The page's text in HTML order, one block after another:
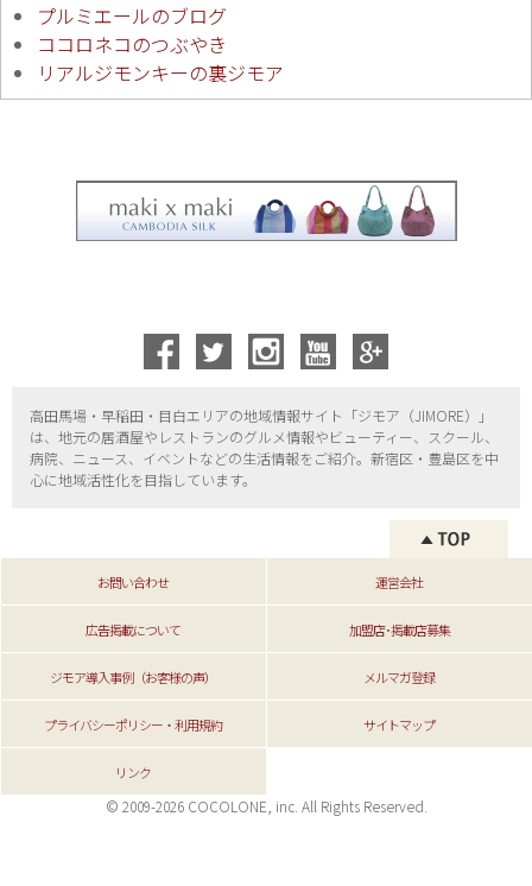
プルミエールのブログ
ココロネコのつぶやき
リアルジモンキーの裏ジモア
高田馬場・早稲田・目白エリアの地域情報サイト「ジモア（JIMORE）」
は、地元の居酒屋やレストランのグルメ情報やビューティー、
スクール、
病院、ニュース、イベントなどの生活情報をご紹介。新宿区・ 豊島区を中
心に地域活性化を目指しています。
お問い合わせ 運営会社
広告掲載について 加盟店･掲載店募集
ジモア導入事例（お客様の声） メルマガ登録
プライバシーポリシー・利用規約 サイトマップ
リンク
© 2009-2026 COCOLONE, inc. All Rights Reserved.